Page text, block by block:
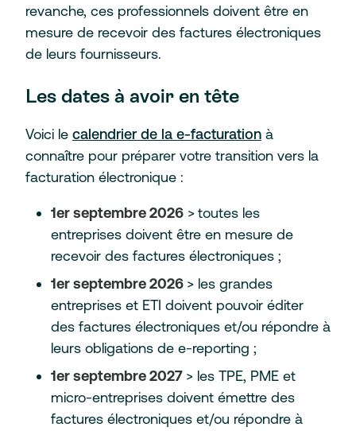
revanche, ces professionnels doivent être en
mesure de recevoir des factures électroniques
de leurs fournisseurs.
Les dates à avoir en tête
Voici le calendrier de la e-facturationà
connaître pour préparer votre transition vers la
facturation électronique :
1er septembre 2026 >toutes les
entreprises doivent être en mesure de
recevoir des factures électroniques ;
1er septembre 2026 > les grandes
entreprises et ETI doivent pouvoir éditer
des factures électroniques et/ou répondre à
leurs obligations de e-reporting ;
1er septembre 2027 > les TPE, PME et
micro-entreprises doivent émettre des
factures électroniques et/ou répondre à